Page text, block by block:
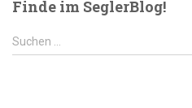
Finde im SeglerBlog!
S
u
Suchen …